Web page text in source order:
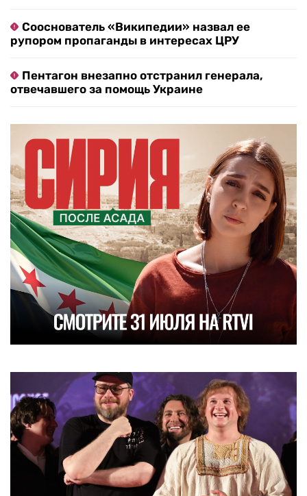
Сооснователь «Википедии» назвал ее
рупором пропаганды в интересах ЦРУ
Пентагон внезапно отстранил генерала,
отвечавшего за помощь Украине